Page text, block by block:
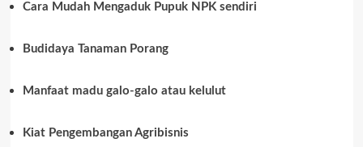
Cara Mudah Mengaduk Pupuk NPK sendiri
Budidaya Tanaman Porang
Manfaat madu galo-galo atau kelulut
Kiat Pengembangan Agribisnis